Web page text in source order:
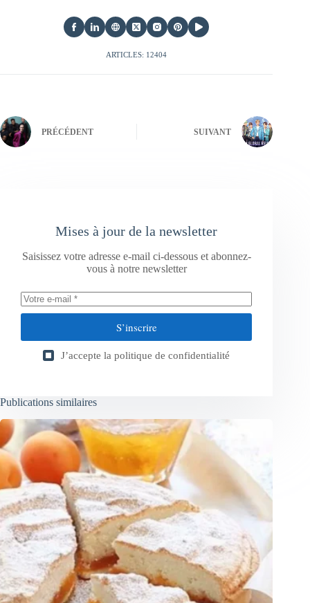
ARTICLES: 12404
PRÉCÉDENT SUIVANT
Mises à jour de la newsletter
Saisissez votre adresse e-mail ci-dessous et abonnez-
vous à notre newsletter
S’inscrire
J’accepte la politique de confidentialité
Publications similaires